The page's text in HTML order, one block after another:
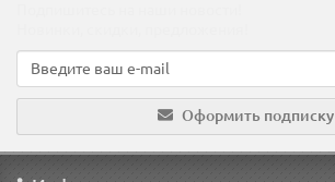
Оформить подписку